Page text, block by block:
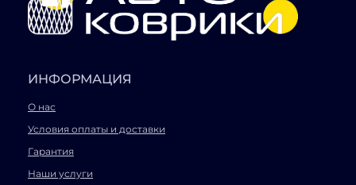
ИНФОРМАЦИЯ
О нас
Условия оплаты и доставки
Гарантия
Наши услуги